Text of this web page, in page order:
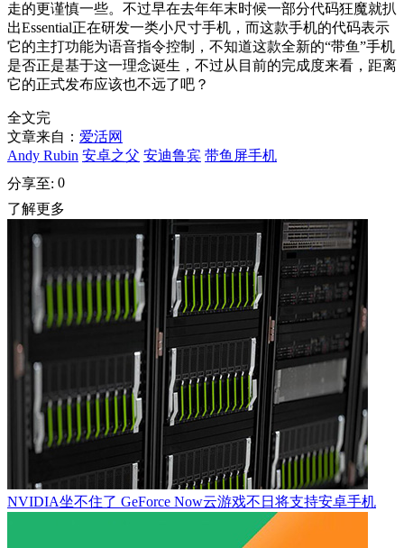
走的更谨慎一些。不过早在去年年末时候一部分代码狂魔就扒
出Essential正在研发一类小尺寸手机，而这款手机的代码表示
它的主打功能为语音指令控制，不知道这款全新的“带鱼”手机
是否正是基于这一理念诞生，不过从目前的完成度来看，距离
它的正式发布应该也不远了吧？
全文完
文章来自： 爱活网
Andy Rubin 安卓之父 安迪鲁宾 带鱼屏手机
分享至: 0
了解更多
NVIDIA坐不住了 GeForce Now云游戏不日将支持安卓手机